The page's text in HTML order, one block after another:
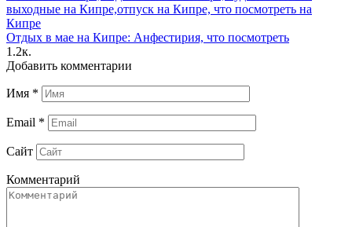
Отдых в мае на Кипре: Анфестирия, что посмотреть
1.2к.
Добавить комментарии
Имя *
Email *
Сайт
Комментарий